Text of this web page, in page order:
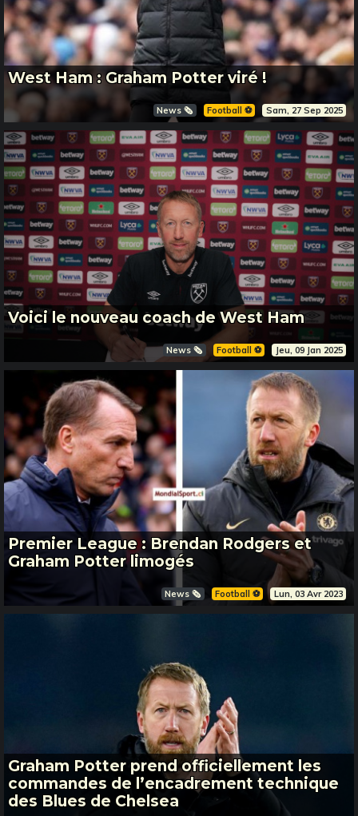
West Ham : Graham Potter viré !
News 🗞️ Football ⚽️ Sam, 27 Sep 2025
Voici le nouveau coach de West Ham
News 🗞️ Football ⚽️ Jeu, 09 Jan 2025
Premier League : Brendan Rodgers et
Graham Potter limogés
News 🗞️ Football ⚽️ Lun, 03 Avr 2023
Graham Potter prend officiellement les
commandes de l’encadrement technique
des Blues de Chelsea